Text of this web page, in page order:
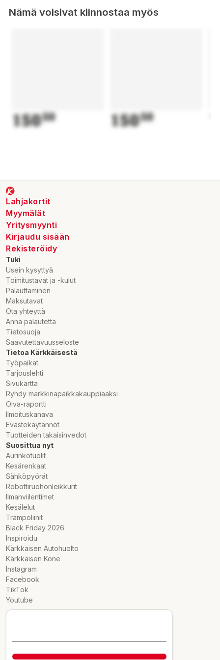
Material: 87% Polyester, 13% Elastan
Nämä voisivat kiinnostaa myös
15050 15050
Lahjakortit
Myymälät
Yritysmyynti
Kirjaudu sisään
Rekisteröidy
Tuki
Usein kysyttyä
Toimitustavat ja -kulut
Palauttaminen
Maksutavat
Ota yhteyttä
Anna palautetta
Tietosuoja
Saavutettavuusseloste
Tietoa Kärkkäisestä
Työpaikat
Tarjouslehti
Sivukartta
Ryhdy markkinapaikkakauppiaaksi
Oiva-raportti
Ilmoituskanava
Evästekäytännöt
Tuotteiden takaisinvedot
Suosittua nyt
Aurinkotuolit
Kesärenkaat
Sähköpyörät
Robottiruohonleikkurit
Ilmanviilentimet
Kesälelut
Trampoliinit
Black Friday 2026
Inspiroidu
Kärkkäisen Autohuolto
Kärkkäisen Kone
Instagram
Facebook
TikTok
Youtube